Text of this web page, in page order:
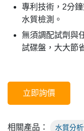
專利技術，2分
水質檢測。
無須調配試劑與
試碟盤，大大節
立即詢價
相關產品： 水質分